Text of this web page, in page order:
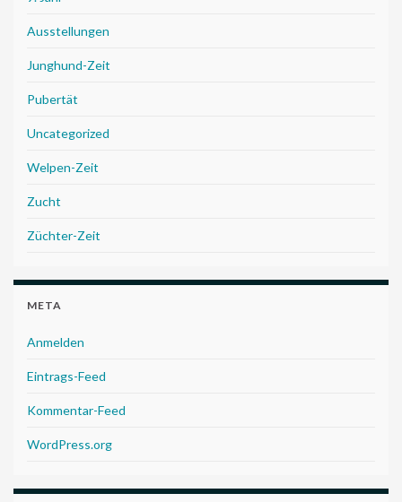
Ausstellungen
Junghund-Zeit
Pubertät
Uncategorized
Welpen-Zeit
Zucht
Züchter-Zeit
META
Anmelden
Eintrags-Feed
Kommentar-Feed
WordPress.org